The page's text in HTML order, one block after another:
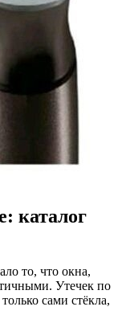
каталог
то, что окна,
Утечек по
сами стёкла,